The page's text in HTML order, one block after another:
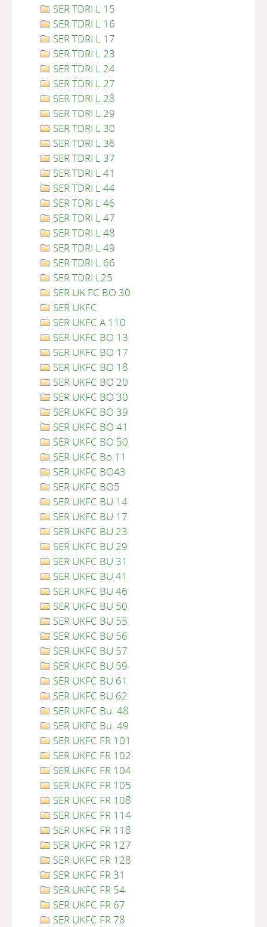
SER TDRI L 15
SER TDRI L 16
SER TDRI L 17
SER TDRI L 23
SER TDRI L 24
SER TDRI L 27
SER TDRI L 28
SER TDRI L 29
SER TDRI L 30
SER TDRI L 36
SER TDRI L 37
SER TDRI L 41
SER TDRI L 44
SER TDRI L 46
SER TDRI L 47
SER TDRI L 48
SER TDRI L 49
SER TDRI L 66
SER TDRI L25
SER UK FC BO.30
SER UKFC
SER UKFC A 110
SER UKFC BO 13
SER UKFC BO 17
SER UKFC BO 18
SER UKFC BO 20
SER UKFC BO 30
SER UKFC BO 39
SER UKFC BO 41
SER UKFC BO 50
SER UKFC Bo.11
SER UKFC BO43
SER UKFC BO5
SER UKFC BU 14
SER UKFC BU 17
SER UKFC BU 23
SER UKFC BU 29
SER UKFC BU 31
SER UKFC BU 41
SER UKFC BU 46
SER UKFC BU 50
SER UKFC BU 55
SER UKFC BU 56
SER UKFC BU 57
SER UKFC BU 59
SER UKFC BU 61
SER UKFC BU 62
SER UKFC Bu. 48
SER UKFC Bu. 49
SER UKFC FR 101
SER UKFC FR 102
SER UKFC FR 104
SER UKFC FR 105
SER UKFC FR 108
SER UKFC FR 114
SER UKFC FR 118
SER UKFC FR 127
SER UKFC FR 128
SER UKFC FR 31
SER UKFC FR 54
SER UKFC FR 67
SER UKFC FR 78